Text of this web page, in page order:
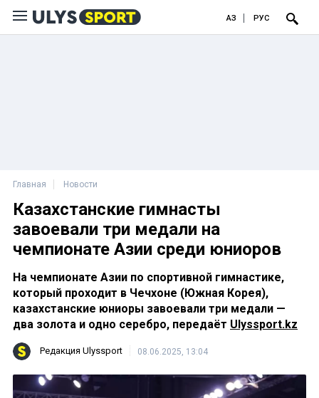
ҚАЗ РУС
Главная Новости
Казахстанские гимнасты
завоевали три медали на
чемпионате Азии среди юниоров
На чемпионате Азии по спортивной гимнастике,
который проходит в Чечхоне (Южная Корея),
казахстанские юниоры завоевали три медали —
два золота и одно серебро, передаёт Ulyssport.kz
Редакция Ulyssport 08.06.2025, 13:04